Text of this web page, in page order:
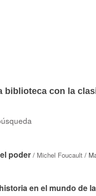
biblioteca con la
poder / Michel Foucault /
en el mundo de